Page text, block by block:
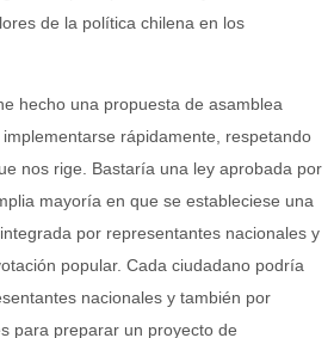
de la política chilena en los
hecho una propuesta de asamblea
rápidamente, respetando
nos rige. Bastaría una ley aprobada por
mayoría en que se estableciese una
por representantes nacionales y
popular. Cada ciudadano podría
nacionales y también por
para preparar un proyecto de